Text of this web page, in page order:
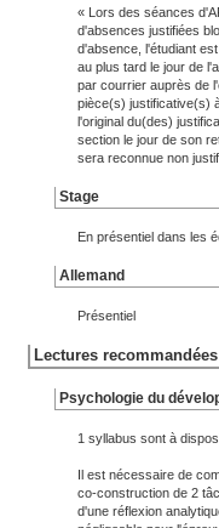
« Lors des séances
d'absences justifiées
d'absence, l'étudiant
au plus tard le jour de
par courrier auprès de
pièce(s) justificative(s)
l'original du(des)
section le jour de son
sera reconnue non
Stage
En présentiel dans les
Allemand
Présentiel
Lectures
Psychologie du
1 syllabus sont à
Il est nécessaire de
co-construction de 2
d'une réflexion